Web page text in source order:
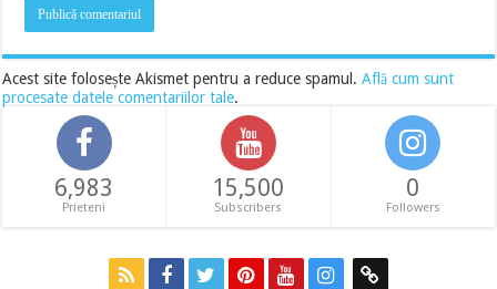
Acest site folosește Akismet pentru a reduce spamul.Află cum sunt
procesate datele comentariilor tale.
6,983
Prieteni
15,500
Subscribers
0
Followers